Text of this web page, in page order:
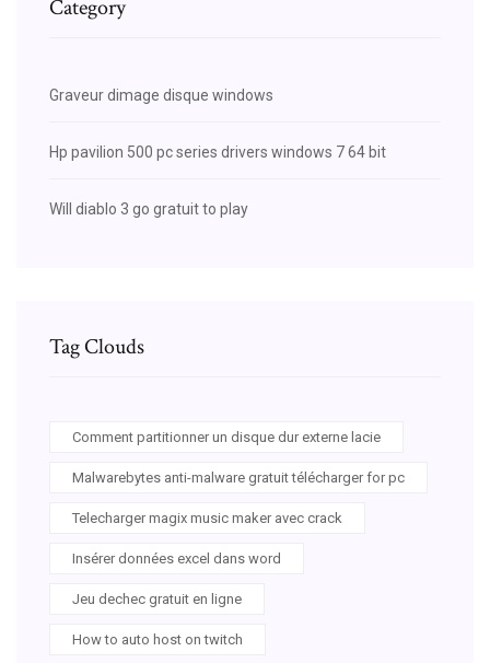
Category
Graveur dimage disque windows
Hp pavilion 500 pc series drivers windows 7 64 bit
Will diablo 3 go gratuit to play
Tag Clouds
Comment partitionner un disque dur externe lacie
Malwarebytes anti-malware gratuit télécharger for pc
Telecharger magix music maker avec crack
Insérer données excel dans word
Jeu dechec gratuit en ligne
How to auto host on twitch